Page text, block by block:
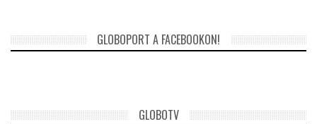
GLOBOPORT A FACEBOOKON!
GLOBOTV